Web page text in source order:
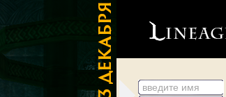
введите имя